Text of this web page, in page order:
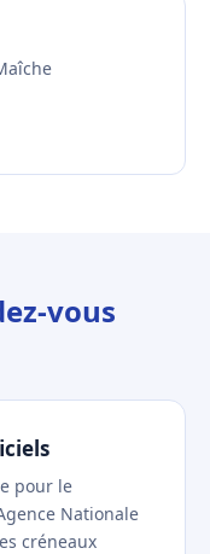
vous
pour le
Nationale
créneaux